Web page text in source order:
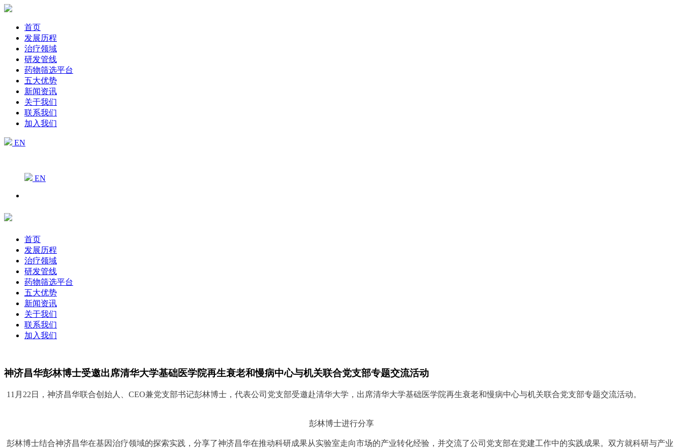
首页
发展历程
治疗领域
研发管线
药物筛选平台
五大优势
新闻资讯
关于我们
联系我们
加入我们
EN
EN
首页
发展历程
治疗领域
研发管线
药物筛选平台
五大优势
新闻资讯
关于我们
联系我们
加入我们
神济昌华彭林博士受邀出席清华大学基础医学院再生衰老和慢病中心与机关联合党支部专题交流活动
11月22日，神济昌华联合创始人、CEO兼党支部书记彭林博士，代表公司党支部受邀赴清华大学，出席清华大学基础医学院再生衰老和慢病中心与机关联合党支部专题交流活动。
彭林博士进行分享
彭林博士结合神济昌华在基因治疗领域的探索实践，分享了神济昌华在推动科研成果从实验室走向市场的产业转化经验，并交流了公司党支部在党建工作中的实践成果。双方就科研与产业